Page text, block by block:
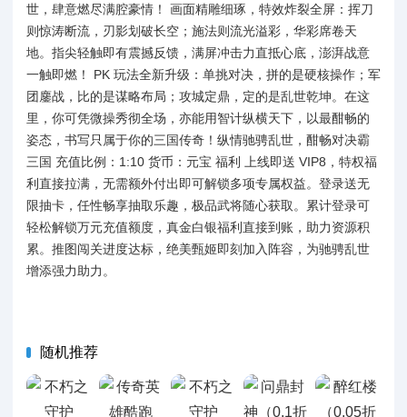
世，肆意燃尽满腔豪情！ 画面精雕细琢，特效炸裂全屏：挥刀
则惊涛断流，刃影划破长空；施法则流光溢彩，华彩席卷天
地。指尖轻触即有震撼反馈，满屏冲击力直抵心底，澎湃战意
一触即燃！ PK 玩法全新升级：单挑对决，拼的是硬核操作；军
团鏖战，比的是谋略布局；攻城定鼎，定的是乱世乾坤。在这
里，你可凭微操秀彻全场，亦能用智计纵横天下，以最酣畅的
姿态，书写只属于你的三国传奇！纵情驰骋乱世，酣畅对决霸
三国 充值比例：1:10 货币：元宝 福利 上线即送 VIP8，特权福
利直接拉满，无需额外付出即可解锁多项专属权益。登录送无
限抽卡，任性畅享抽取乐趣，极品武将随心获取。累计登录可
轻松解锁万元充值额度，真金白银福利直接到账，助力资源积
累。推图闯关进度达标，绝美甄姬即刻加入阵容，为驰骋乱世
增添强力助力。
随机推荐